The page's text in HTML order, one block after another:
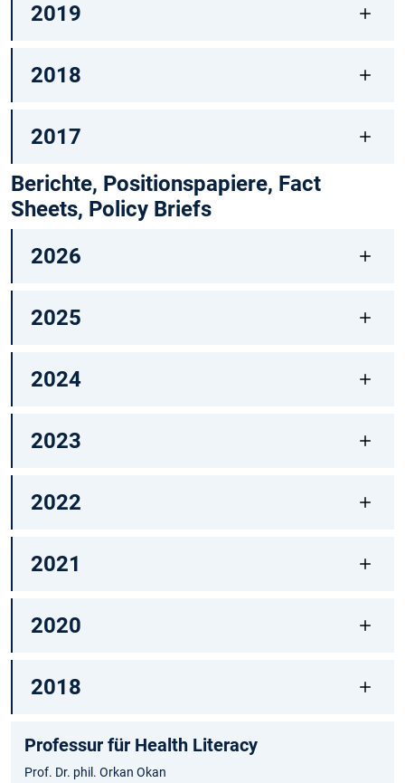
2019
2018
2017
Berichte, Positionspapiere, Fact
Sheets, Policy Briefs
2026
2025
2024
2023
2022
2021
2020
2018
Professur für Health Literacy
Prof. Dr. phil. Orkan Okan